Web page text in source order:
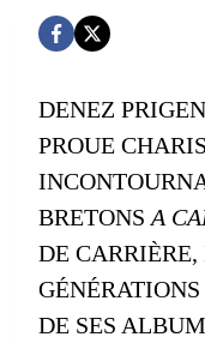
DENEZ
PROUE
BRETONS A
DE
DE SES